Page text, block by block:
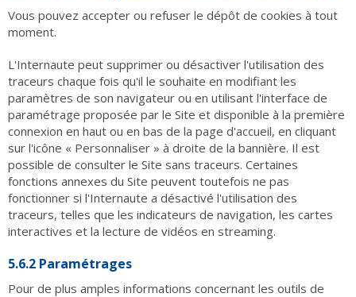
Vous pouvez accepter ou refuser le dépôt de cookies à tout
moment.
L'Internaute peut supprimer ou désactiver l'utilisation des
traceurs chaque fois qu'il le souhaite en modifiant les
paramètres de son navigateur ou en utilisant l'interface de
paramétrage proposée par le Site et disponible à la première
connexion en haut ou en bas de la page d'accueil, en cliquant
sur l'icône « Personnaliser » à droite de la bannière. Il est
possible de consulter le Site sans traceurs. Certaines
fonctions annexes du Site peuvent toutefois ne pas
fonctionner si l'Internaute a désactivé l'utilisation des
traceurs, telles que les indicateurs de navigation, les cartes
interactives et la lecture de vidéos en streaming.
5.6.2 Paramétrages
Pour de plus amples informations concernant les outils de